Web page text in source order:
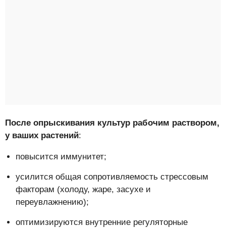
После опрыскивания культур рабочим раствором,
у ваших растений:
повысится иммунитет;
усилится общая сопротивляемость стрессовым
факторам (холоду, жаре, засухе и
переувлажнению);
оптимизируются внутренние регуляторные